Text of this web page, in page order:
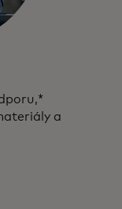
a